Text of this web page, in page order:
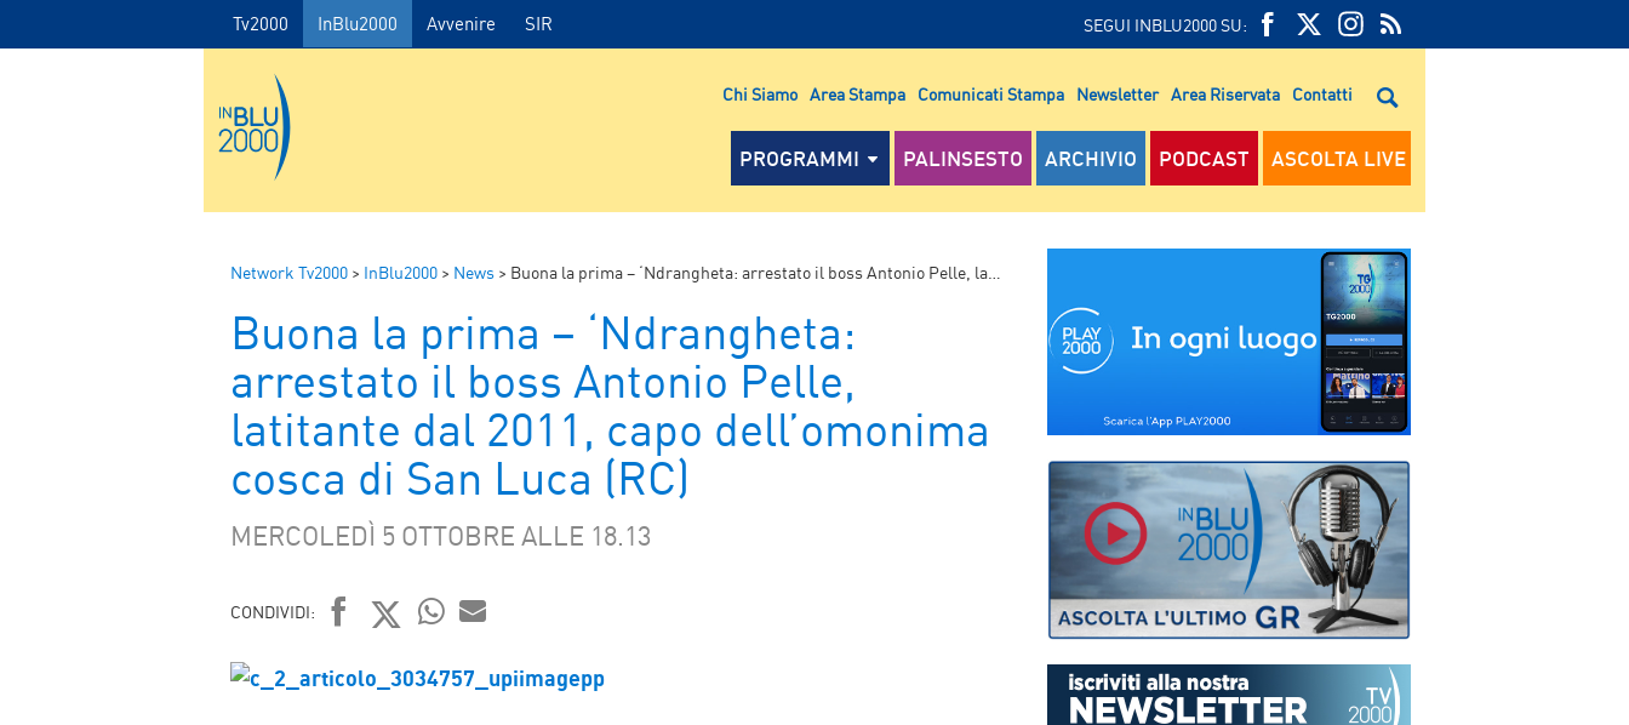
Tv2000 InBlu2000 Avvenire SIR SEGUI INBLU2000 SU:
FEED
RSS
RSS
Chi Siamo Area Stampa Comunicati Stampa Newsletter Area Riservata Contatti
PROGRAMMI PALINSESTO ARCHIVIO PODCAST ASCOLTA LIVE
Network Tv2000 > InBlu2000 > News > Buona la prima – ‘Ndrangheta: arrestato il boss Antonio Pelle, latitante dal 2011, capo dell’omonima cosca di San Luca (RC)
Buona la prima – ‘Ndrangheta:
arrestato il boss Antonio Pelle,
latitante dal 2011, capo dell’omonima
cosca di San Luca (RC)
MERCOLEDÌ 5 OTTOBRE ALLE 18.13
CONDIVIDI:
FACEBOOK
TWITTER